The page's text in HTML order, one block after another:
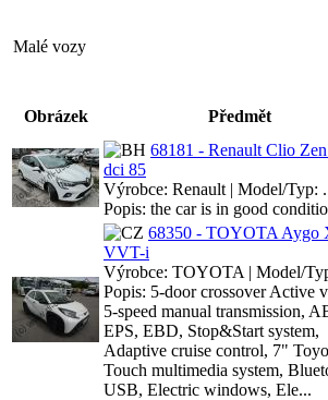
Malé vozy
Obrázek Předmět
68181 - Renault Clio
dci 85
Výrobce: Renault | Model/Typ:
Popis: the car is in good
68350 - TOYOTA Aygo
VVT-i
Výrobce: TOYOTA | Model/
Popis: 5-door crossover Active
5-speed manual transmission,
EPS, EBD, Stop&Start system,
Adaptive cruise control, 7"
Touch multimedia system,
USB, Electric windows, Ele...